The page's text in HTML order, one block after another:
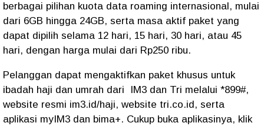
berbagai pilihan kuota data roaming internasional, mulai
dari 6GB hingga 24GB, serta masa aktif paket yang
dapat dipilih selama 12 hari, 15 hari, 30 hari, atau 45
hari, dengan harga mulai dari Rp250 ribu.
Pelanggan dapat mengaktifkan paket khusus untuk
ibadah haji dan umrah dari IM3 dan Tri melalui *899#,
website resmi im3.id/haji, website tri.co.id, serta
aplikasi myIM3 dan bima+. Cukup buka aplikasinya, klik